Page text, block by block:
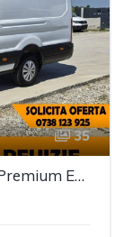
35
FORD NEW TRANSIT L4H3 Long Premium Edition